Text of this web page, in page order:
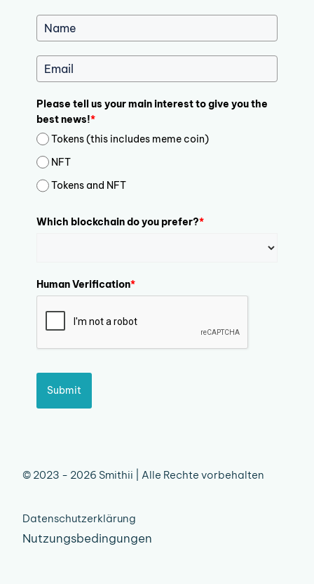
Please tell us your main interest to give you the
best news!*
Tokens (this includes meme coin)
NFT
Tokens and NFT
Which blockchain do you prefer?*
Human Verification*
Submit
© 2023 - 2026 Smithii | Alle Rechte vorbehalten
Datenschutzerklärung
Nutzungsbedingungen